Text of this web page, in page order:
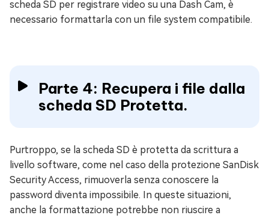
scheda SD per registrare video su una Dash Cam, è
necessario formattarla con un file system compatibile.
Parte 4: Recupera i file dalla
scheda SD Protetta.
Purtroppo, se la scheda SD è protetta da scrittura a
livello software, come nel caso della protezione SanDisk
Security Access, rimuoverla senza conoscere la
password diventa impossibile. In queste situazioni,
anche la formattazione potrebbe non riuscire a